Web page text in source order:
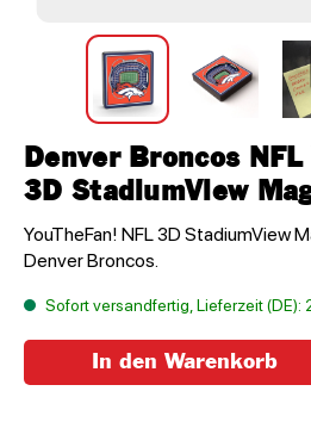
Denver Broncos NFL
3D StadiumView
YouTheFan! NFL 3D StadiumView
Denver Broncos.
Sofort versandfertig, Lieferzeit (DE):
In den Warenkorb